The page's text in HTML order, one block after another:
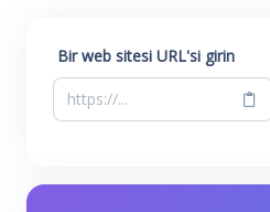
Bir web sitesi URL'si girin